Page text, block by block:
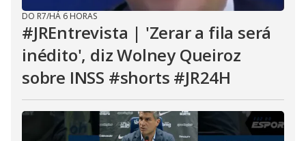
DO R7/HÁ 6 HORAS
#JREntrevista | 'Zerar a fila será
inédito', diz Wolney Queiroz
sobre INSS #shorts #JR24H